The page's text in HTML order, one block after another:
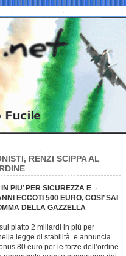
RENZI SCIPPA AL
PIU’ PER SICUREZZA E
ECCOTI 500 EURO, COSI’ SAI
DELLA GAZZELLA
piatto 2 miliardi in più per
legge di stabilità e annuncia
80 euro per le forze dell’ordine.